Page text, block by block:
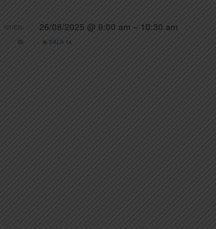
WHEN: 26/08/2025 @ 9:00 am – 10:30 am
SALA 14